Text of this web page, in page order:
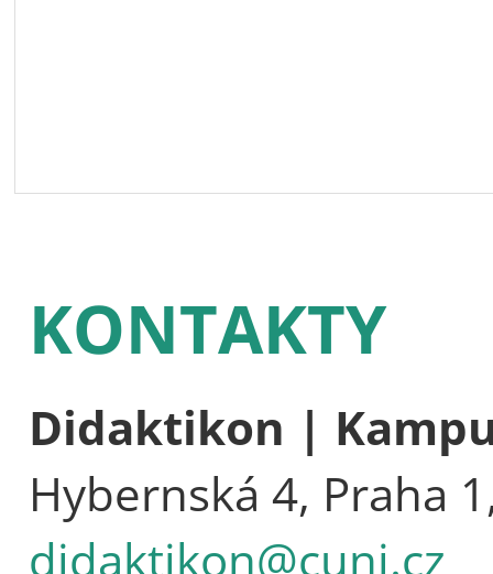
KONTAKTY
Didaktikon |
Hybernská 4, Praha
didaktikon@cuni.cz